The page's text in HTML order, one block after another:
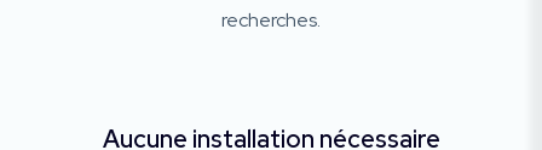
recherches.
Aucune installation nécessaire